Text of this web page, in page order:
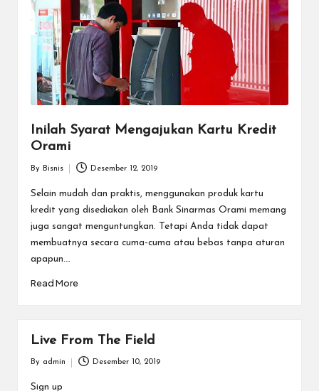
Inilah Syarat Mengajukan Kartu Kredit
Orami
by
By Bisnis Desember 12, 2019
Selain mudah dan praktis, menggunakan produk kartu
kredit yang disediakan oleh Bank Sinarmas Orami memang
juga sangat menguntungkan. Tetapi Anda tidak dapat
membuatnya secara cuma-cuma atau bebas tanpa aturan
apapun.…
Read More
Live From The Field
by
By admin Desember 10, 2019
Sign up